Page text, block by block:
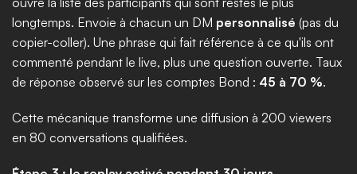
longtemps. Envoie à chacun un DM personnalisé (pas du
copier-coller). Une phrase qui fait référence à ce qu'ils ont
commenté pendant le live, plus une question ouverte. Taux
de réponse observé sur les comptes Bond : 45 à 70 %.
Cette mécanique transforme une diffusion à 200 viewers
en 80 conversations qualifiées.